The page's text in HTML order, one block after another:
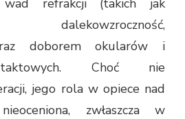
dalekowzroczność,
doborem okularów i
Choć nie
jego rola w opiece nad
zwłaszcza w